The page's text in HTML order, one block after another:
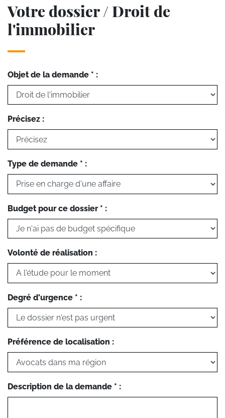
Votre dossier / Droit de
l'immobilier
Objet de la demande * :
Précisez :
Type de demande * :
Budget pour ce dossier * :
Volonté de réalisation :
Degré d'urgence * :
Préférence de localisation :
Description de la demande * :